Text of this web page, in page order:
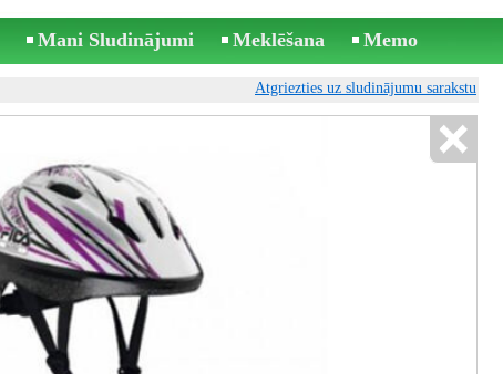
Mani Sludinājumi Meklēšana Memo
Atgriezties uz sludinājumu sarakstu